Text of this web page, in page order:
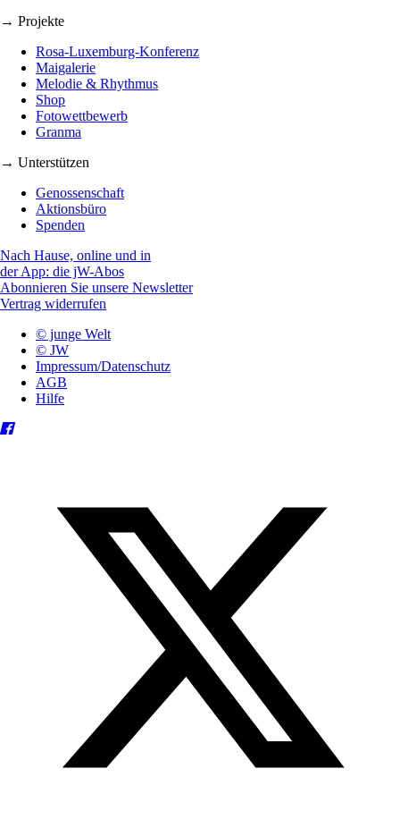
→ Projekte
Rosa-Luxemburg-Konferenz
Maigalerie
Melodie & Rhythmus
Shop
Fotowettbewerb
Granma
→ Unterstützen
Genossenschaft
Aktionsbüro
Spenden
Nach Hause, online und in
der App: die jW-Abos
Abonnieren Sie unsere Newsletter
Vertrag widerrufen
© junge Welt
© JW
Impressum/Datenschutz
AGB
Hilfe